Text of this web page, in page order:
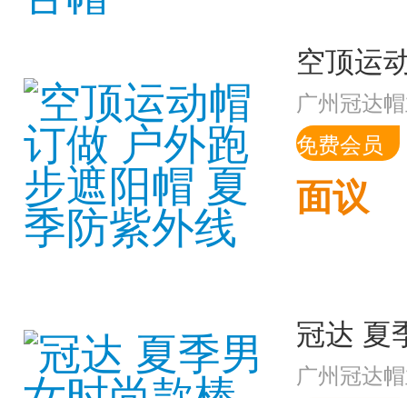
广州冠达
免费会员
面议
广州冠达